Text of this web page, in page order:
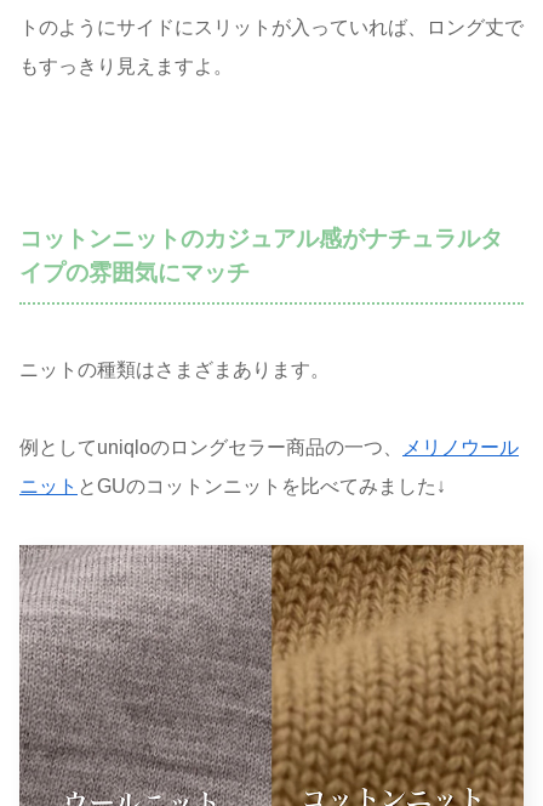
トのようにサイドにスリットが入っていれば、ロング丈で
もすっきり見えますよ。
コットンニットのカジュアル感がナチュラルタ
イプの雰囲気にマッチ
ニットの種類はさまざまあります。
例としてuniqloのロングセラー商品の一つ、
メリノウール
ニット とGUのコットンニットを比べてみました↓